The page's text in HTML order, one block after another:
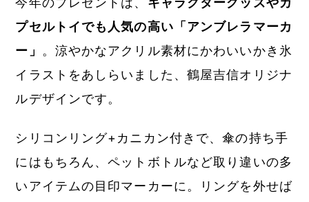
プセルトイでも人気の高い「アンブレラマーカ
ー」
。涼やかなアクリル素材にかわいいかき氷
イラストをあしらいました、鶴屋吉信オリジナ
ルデザインです。
シリコンリング+カニカン付きで、傘の持ち手
にはもちろん、ペットボトルなど取り違いの多
いアイテムの目印マーカーに。リングを外せば